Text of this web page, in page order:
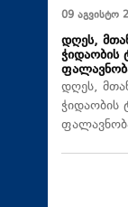
09 აგვისტო
დღეს,
ჭიდაობის
დღეს,
ჭიდაობის